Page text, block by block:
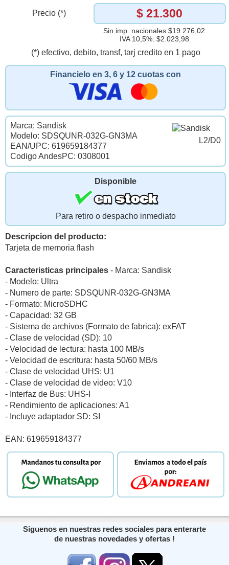
Precio (*) $ 21.300
Sin imp. nacionales $19.276,02
IVA 10,5%: $2.023,98
(*) efectivo, debito, transf, tarj credito en 1 pago
Financielo en 3, 6 y 12 cuotas con
L2/D0
Marca: Sandisk
Modelo: SDSQUNR-032G-GN3MA
EAN/UPC: 619659184377
Codigo AndesPC: 0308001
Disponible
Para retiro o despacho inmediato
Descripcion del producto:
Tarjeta de memoria flash
Caracteristicas principales - Marca: Sandisk
- Modelo: Ultra
- Numero de parte: SDSQUNR-032G-GN3MA
- Formato: MicroSDHC
- Capacidad: 32 GB
- Sistema de archivos (Formato de fabrica): exFAT
- Clase de velocidad (SD): 10
- Velocidad de lectura: hasta 100 MB/s
- Velocidad de escritura: hasta 50/60 MB/s
- Clase de velocidad UHS: U1
- Clase de velocidad de video: V10
- Interfaz de Bus: UHS-I
- Rendimiento de aplicaciones: A1
- Incluye adaptador SD: SI
EAN: 619659184377
Siguenos en nuestras redes sociales para enterarte
de nuestras novedades y ofertas !